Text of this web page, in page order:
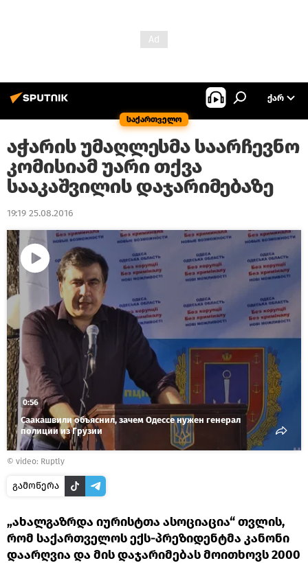
საქართველო
ᲥᲐᲠ
აჭარის უმაღლესმა საარჩევნო
კომისიამ უარი თქვა
სააკაშვილის დაჯარიმებაზე
19:19 25.08.2016
Саакашвили объяснил, зачем Одессе нужен генерал
полиции из Грузии
0:56
© video: Ruptly
გამოწერა
„ახალგაზრდა იურისტთა ასოციაცია“ თვლის,
რომ საქართველოს ექს-პრეზიდენტმა კანონი
დაარღვია და მის დაჯარიმებას მოითხოვს 2000